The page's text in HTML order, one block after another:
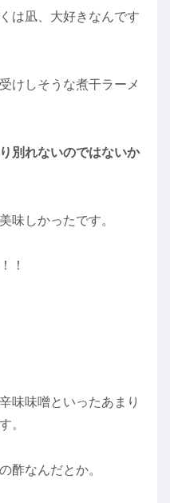
は凪、大好きなんです
けしそうな煮干ラーメ
別れないのではないか
味しかったです。
！
味味噌といったあまり
。
酢なんだとか。